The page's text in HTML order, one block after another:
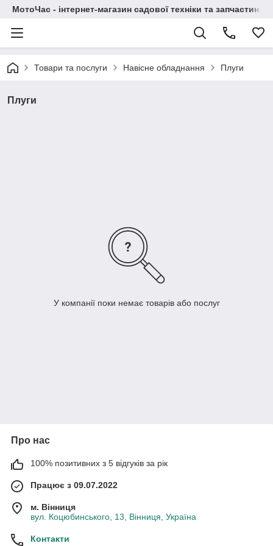
МотоЧас - інтернет-магазин садової техніки та запчастин
Товари та послуги Навісне обладнання Плуги
Плуги
У компанії поки немає товарів або послуг
Про нас
100% позитивних з 5 відгуків за рік
Працює з 09.07.2022
м. Вінниця
вул. Коцюбинського, 13, Вінниця, Україна
Контакти